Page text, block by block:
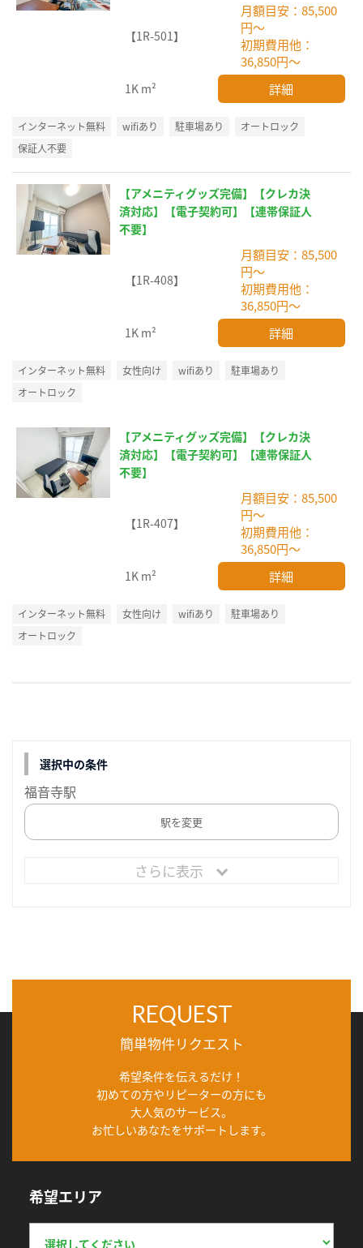
【1R-501】
月額目安：85,500
円～
初期費用他：
36,850円～
1K m² 詳細
インターネット無料 wifiあり 駐車場あり
オートロック
保証人不要
【アメニティグッズ完備】【クレカ決
済対応】【電子契約可】【連帯保証人
不要】
【1R-408】
月額目安：85,500
円～
初期費用他：
36,850円～
1K m² 詳細
インターネット無料 女性向け wifiあり
駐車場あり
オートロック
【アメニティグッズ完備】【クレカ決
済対応】【電子契約可】【連帯保証人
不要】
【1R-407】
月額目安：85,500
円～
初期費用他：
36,850円～
1K m² 詳細
インターネット無料 女性向け wifiあり
駐車場あり
オートロック
選択中の条件
福音寺駅
駅を変更
さらに表示
REQUEST
簡単物件リクエスト
希望条件を伝えるだけ！
初めての方やリピーターの方にも
大人気のサービス。
お忙しいあなたをサポートします。
希望エリア